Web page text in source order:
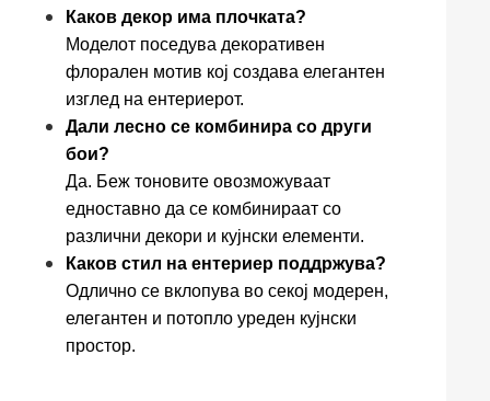
Каков декор има плочката?
Моделот поседува декоративен
флорален мотив кој создава елегантен
изглед на ентериерот.
Дали лесно се комбинира со други
бои?
Да. Беж тоновите овозможуваат
едноставно да се комбинираат со
различни декори и кујнски елементи.
Каков стил на ентериер поддржува?
Одлично се вклопува во секој модерен,
елегантен и потопло уреден кујнски
простор.